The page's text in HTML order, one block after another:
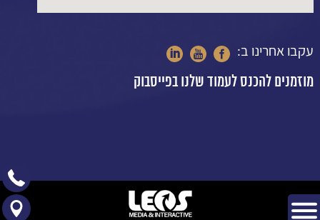
עקבו אחרינו ב:
מוזמנים להכנס לעמוד שלנו בפייסבוק